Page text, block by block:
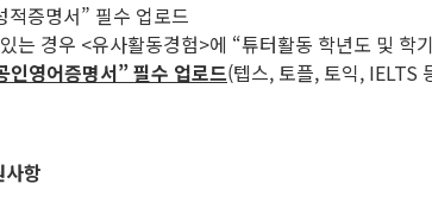
적증명서” 필수 업로드
는 경우 <유사활동경험>에 “튜터활동 학년도 및 학
인영어증명서”필수 업로드(텝스, 토플, 토익, IELTS
항